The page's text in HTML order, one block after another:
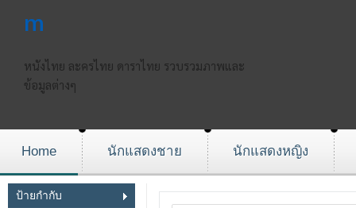
m
หนังไทย ละครไทย ดาราไทย รวบรวมภาพและ
ข้อมูลต่างๆ
Home นักแสดงชาย นักแสดงหญิง
ป้ายกำกับ